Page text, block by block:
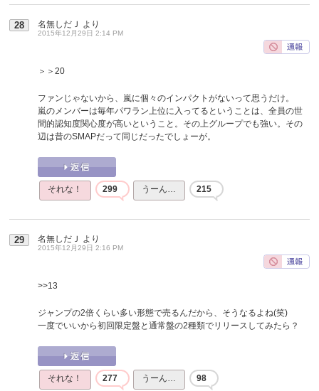
28 名無しだＪ より
2015年12月29日 2:14 PM
＞＞20
ファンじゃないから、嵐に個々のインパクトがないって思うだけ。
嵐のメンバーは毎年パワラン上位に入ってるということは、全員の世
間的認知度関心度が高いということ。その上グループでも強い。その
辺は昔のSMAPだって同じだったでしょーが。
それな！ 299 うーん… 215
29 名無しだＪ より
2015年12月29日 2:16 PM
>>13
ジャンプの2倍くらい多い形態で売るんだから、そうなるよね(笑)
一度でいいから初回限定盤と通常盤の2種類でリリースしてみたら？
それな！ 277 うーん… 98